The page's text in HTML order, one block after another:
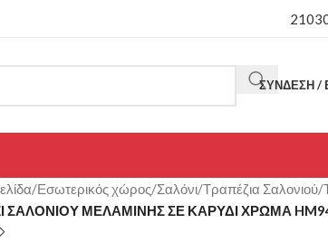
ΣΎΝΔΕΣΗ /
/Εσωτερικός χώρος/Σαλόνι/Τραπέζια Σαλονιού/
ΣΑΛΟΝΙΟΥ ΜΕΛΑΜΙΝΗΣ ΣΕ ΚΑΡΥΔΙ ΧΡΩΜΑ